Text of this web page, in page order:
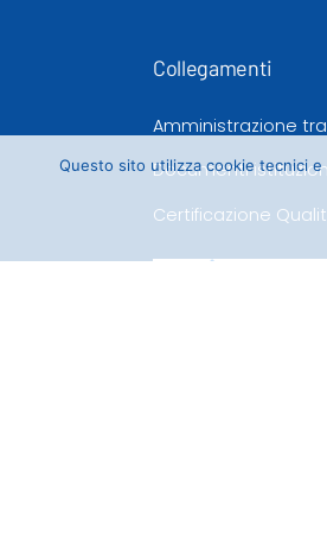
Collegamenti
Amministrazione
Documenti
Certificazione
Questo sito utilizza cookie tecnici